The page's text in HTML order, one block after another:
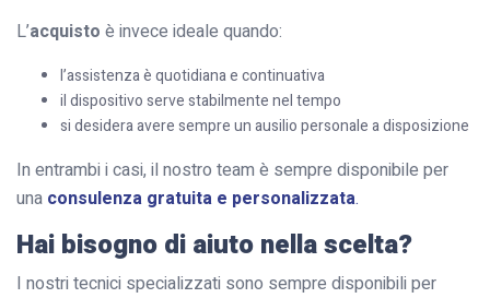
L’acquisto è invece ideale quando:
l’assistenza è quotidiana e continuativa
il dispositivo serve stabilmente nel tempo
si desidera avere sempre un ausilio personale a disposizione
In entrambi i casi, il nostro team è sempre disponibile per
una consulenza gratuita e personalizzata.
Hai bisogno di aiuto nella scelta?
I nostri tecnici specializzati sono sempre disponibili per